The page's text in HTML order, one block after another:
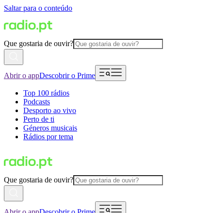
Saltar para o conteúdo
Que gostaria de ouvir?
Abrir o appDescobrir o Prime
Top 100 rádios
Podcasts
Desporto ao vivo
Perto de ti
Géneros musicais
Rádios por tema
Que gostaria de ouvir?